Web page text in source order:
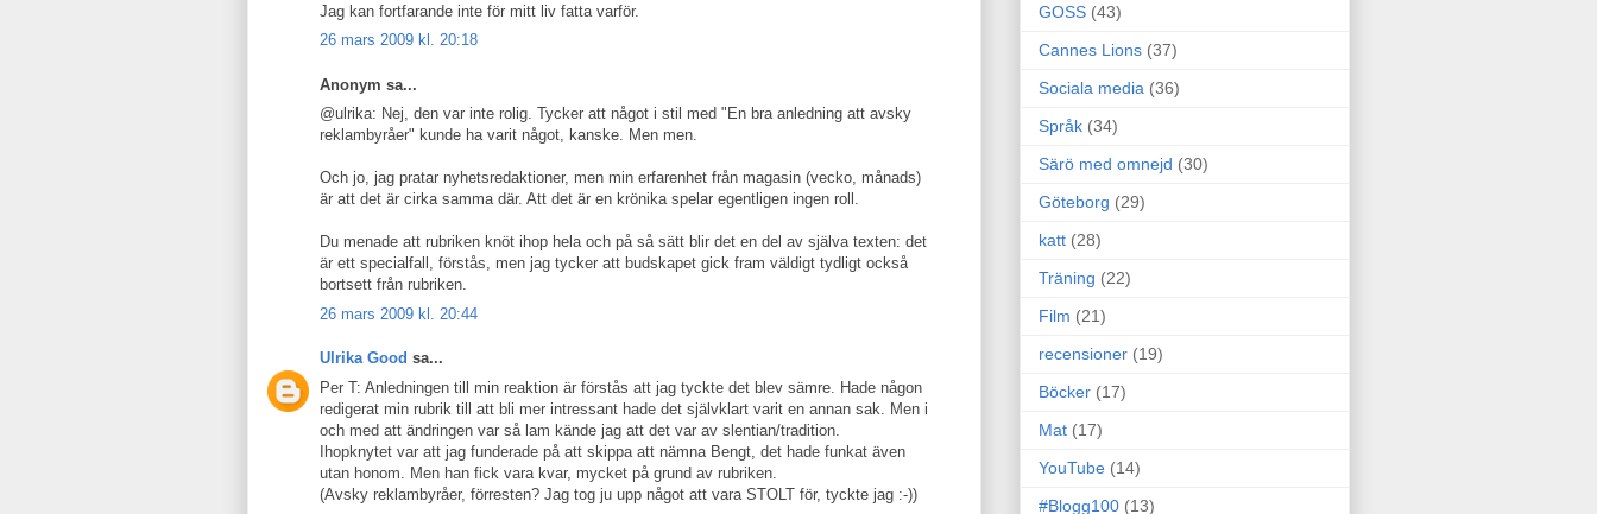
Jag kan fortfarande inte för mitt liv fatta varför.
26 mars 2009 kl. 20:18
Anonym sa...
@ulrika: Nej, den var inte rolig. Tycker att något i stil med "En bra anledning att avsky
reklambyråer" kunde ha varit något, kanske. Men men.
Och jo, jag pratar nyhetsredaktioner, men min erfarenhet från magasin (vecko, månads)
är att det är cirka samma där. Att det är en krönika spelar egentligen ingen roll.
Du menade att rubriken knöt ihop hela och på så sätt blir det en del av själva texten: det
är ett specialfall, förstås, men jag tycker att budskapet gick fram väldigt tydligt också
bortsett från rubriken.
26 mars 2009 kl. 20:44
Ulrika Good sa...
Per T: Anledningen till min reaktion är förstås att jag tyckte det blev sämre. Hade någon
redigerat min rubrik till att bli mer intressant hade det självklart varit en annan sak. Men i
och med att ändringen var så lam kände jag att det var av slentian/tradition.
Ihopknytet var att jag funderade på att skippa att nämna Bengt, det hade funkat även
utan honom. Men han fick vara kvar, mycket på grund av rubriken.
(Avsky reklambyråer, förresten? Jag tog ju upp något att vara STOLT för, tyckte jag :-))
GOSS (43)
Cannes Lions (37)
Sociala media (36)
Språk (34)
Särö med omnejd (30)
Göteborg (29)
katt (28)
Träning (22)
Film (21)
recensioner (19)
Böcker (17)
Mat (17)
YouTube (14)
#Blogg100 (13)